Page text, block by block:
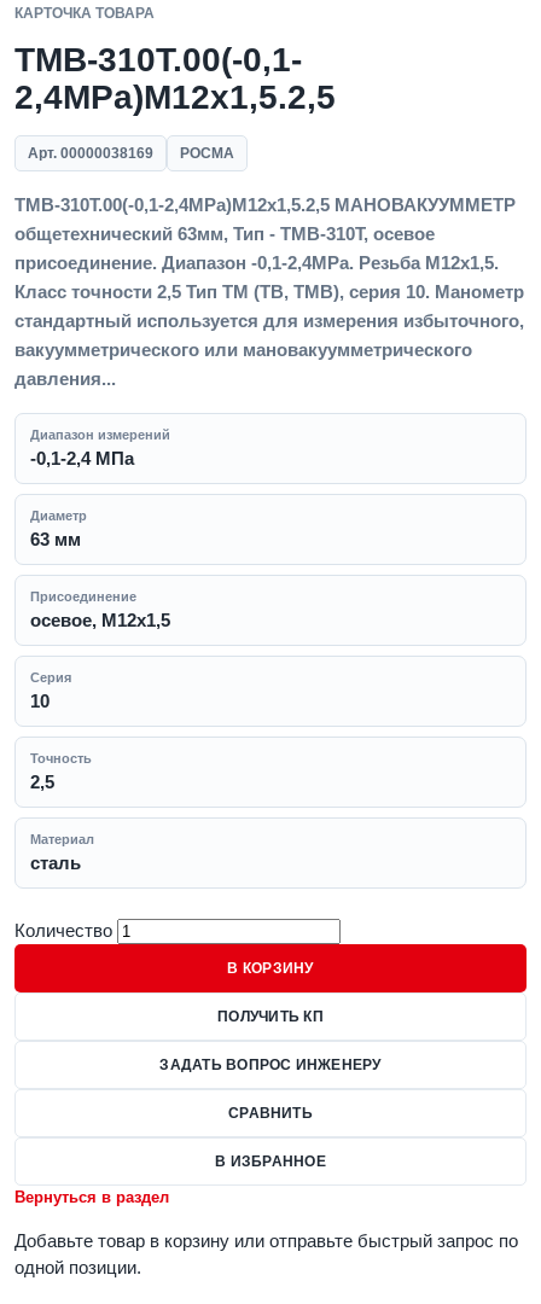
КАРТОЧКА ТОВАРА
ТМВ-310Т.00(-0,1-
2,4MPa)M12x1,5.2,5
Арт. 00000038169 РОСМА
ТМВ-310Т.00(-0,1-2,4MPa)M12x1,5.2,5 МАНОВАКУУММЕТР
общетехнический 63мм, Тип - ТМВ-310Т, осевое
присоединение. Диапазон -0,1-2,4MPa. Резьба M12x1,5.
Класс точности 2,5 Тип ТМ (ТВ, ТМВ), серия 10. Манометр
стандартный используется для измерения избыточного,
вакуумметрического или мановакуумметрического
давления...
Диапазон измерений
-0,1-2,4 МПа
Диаметр
63 мм
Присоединение
осевое, M12x1,5
Серия
10
Точность
2,5
Материал
сталь
Количество
В КОРЗИНУ
ПОЛУЧИТЬ КП
ЗАДАТЬ ВОПРОС ИНЖЕНЕРУ
СРАВНИТЬ
В ИЗБРАННОЕ
Вернуться в раздел
Добавьте товар в корзину или отправьте быстрый запрос по
одной позиции.